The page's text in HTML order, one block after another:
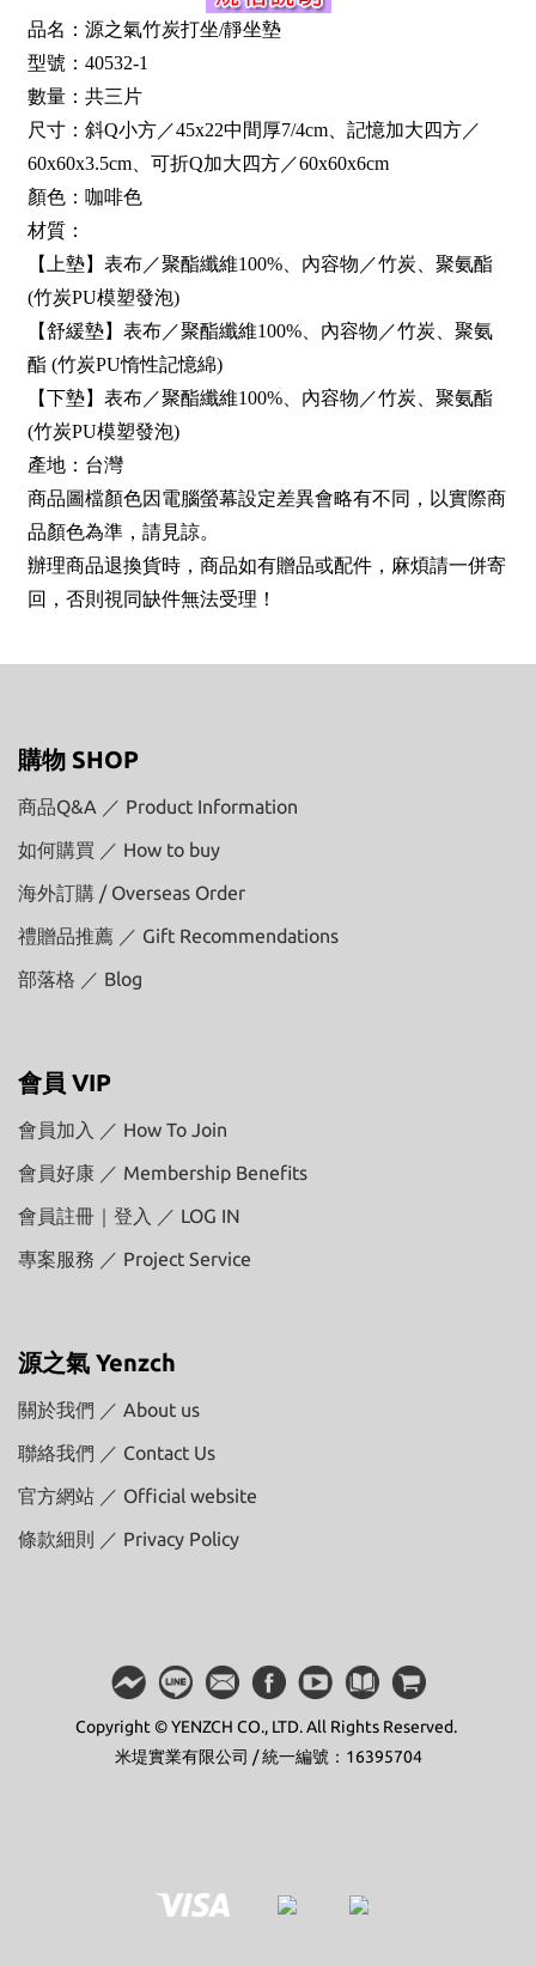
品名：源之氣竹炭打坐/靜坐墊
型號：40532-1
數量：共三片
尺寸：斜Q小方／45x22中間厚7/4cm、記憶加大四方／
60x60x3.5cm、可折Q加大四方／60x60x6cm
顏色：咖啡色
材質：
【上墊】表布／聚酯纖維100%、內容物／竹炭、聚氨酯
(竹炭PU模塑發泡)
【舒緩墊】表布／聚酯纖維100%、內容物／竹炭、聚氨
酯 (竹炭PU惰性記憶綿)
【下墊】表布／聚酯纖維100%、內容物／竹炭、聚氨酯
(竹炭PU模塑發泡)
產地：台灣
商品圖檔顏色因電腦螢幕設定差異會略有不同，以實際商
品顏色為準，請見諒。
辦理商品退換貨時，商品如有贈品或配件，麻煩請一併寄
回，否則視同缺件無法受理！
購物 SHOP
商品Q&A ／ Product Information
如何購買 ／ How to buy
海外訂購 / Overseas Order
禮贈品推薦 ／ Gift Recommendations
部落格 ／ Blog
會員 VIP
會員加入 ／ How To Join
會員好康 ／ Membership Benefits
會員註冊｜登入 ／ LOG IN
專案服務 ／ Project Service
源之氣 Yenzch
關於我們 ／ About us
聯絡我們 ／ Contact Us
官方網站 ／ Official website
條款細則 ／ Privacy Policy
Copyright © YENZCH CO., LTD. All Rights Reserved.
米堤實業有限公司 / 統一編號：16395704